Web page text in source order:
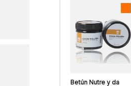
Betún Nutre y da